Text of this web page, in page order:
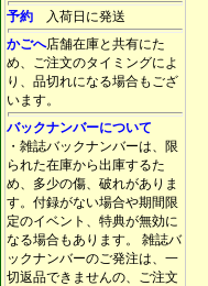
予約 入荷日に発送
かごへ店舗在庫と共有にた
め、ご注文のタイミングによ
り、品切れになる場合もござ
います。
バックナンバーについて
・雑誌バックナンバーは、限
られた在庫から出庫するた
め、多少の傷、破れがありま
す。付録がない場合や期間限
定のイベント、特典が無効に
なる場合もあります。 雑誌バ
ックナンバーのご発注は、一
切返品できませんの、ご注文